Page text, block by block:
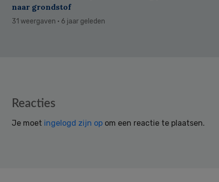
naar grondstof
31 weergaven · 6 jaar geleden
Reader
Reacties
Je moet ingelogd zijn op om een reactie te plaatsen.